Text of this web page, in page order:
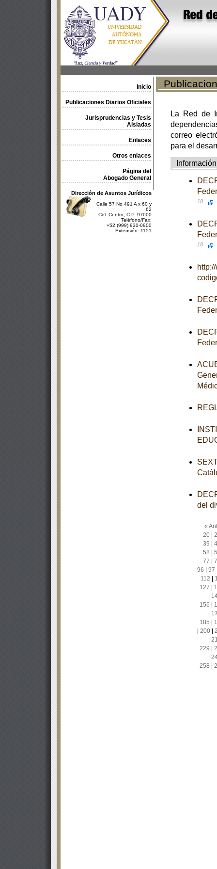
Inicio
Publicaciones Diarios Oficiales
Jurisprudencias y Tesis
Aisladas
Enlaces
Otros enlaces
Página del
Abogado General
Dirección de Asuntos Jurídicos
Calle 57 No 491 A x 60 y
62
Col. Centro, C.P. 97000
Teléfono/Fax:
+52 (999) 930-0900
Extensión: 1151
La Red de
correo
para el
Información
18
18
del
«
20|
39
58
77
96
97
112
127
156
185
200|
229
258